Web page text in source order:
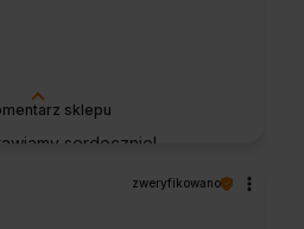
sklepu
serdecznie!
zweryfikowano